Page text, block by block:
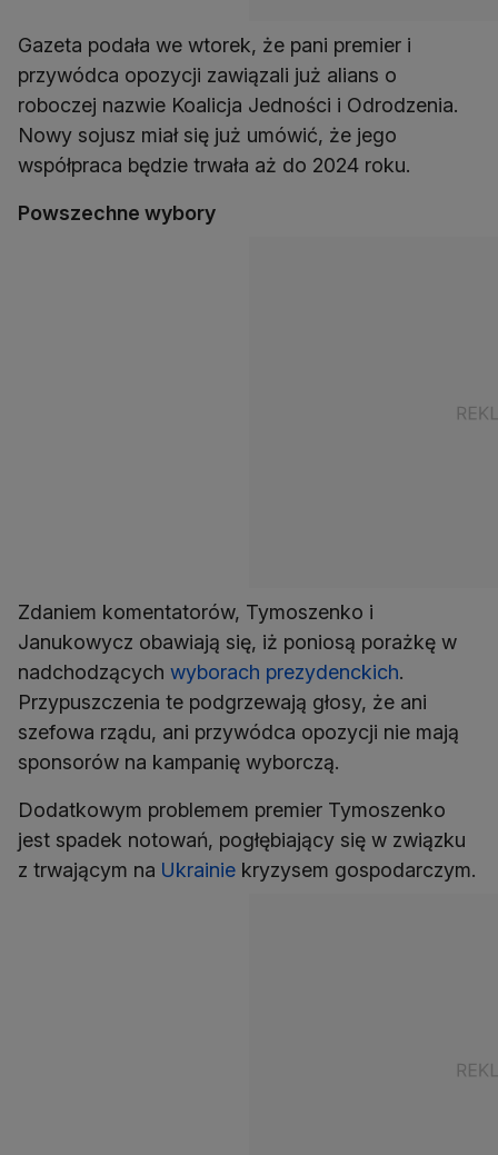
Gazeta podała we wtorek, że pani premier i
przywódca opozycji zawiązali już alians o
roboczej nazwie Koalicja Jedności i Odrodzenia.
Nowy sojusz miał się już umówić, że jego
współpraca będzie trwała aż do 2024 roku.
Powszechne wybory
Zdaniem komentatorów, Tymoszenko i
Janukowycz obawiają się, iż poniosą porażkę w
nadchodzących wyborach prezydenckich.
Przypuszczenia te podgrzewają głosy, że ani
szefowa rządu, ani przywódca opozycji nie mają
sponsorów na kampanię wyborczą.
Dodatkowym problemem premier Tymoszenko
jest spadek notowań, pogłębiający się w związku
z trwającym na Ukrainie kryzysem gospodarczym.